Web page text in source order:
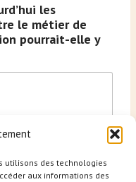
utilisons des technologies
aux informations des
les
le métier de
pourrait-elle y